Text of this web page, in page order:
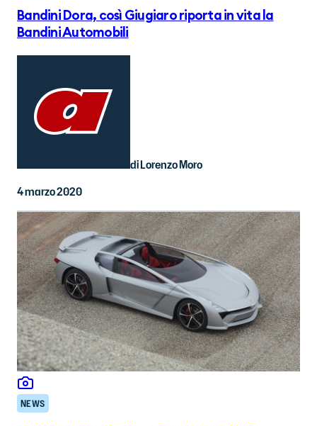
Bandini Dora, così Giugiaro riporta in vita la
Bandini Automobili
di Lorenzo Moro
4 marzo 2020
NEWS